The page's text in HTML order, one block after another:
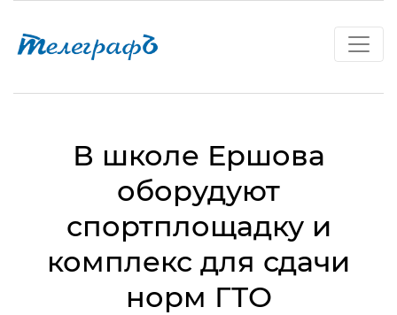
В школе Ершова
оборудуют
спортплощадку и
комплекс для сдачи
норм ГТО